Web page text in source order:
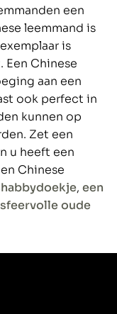
een
leemmand is
is
Een Chinese
aan een
ook perfect in
kunnen op
Zet een
u heeft een
Chinese
, een
sfeervolle oude